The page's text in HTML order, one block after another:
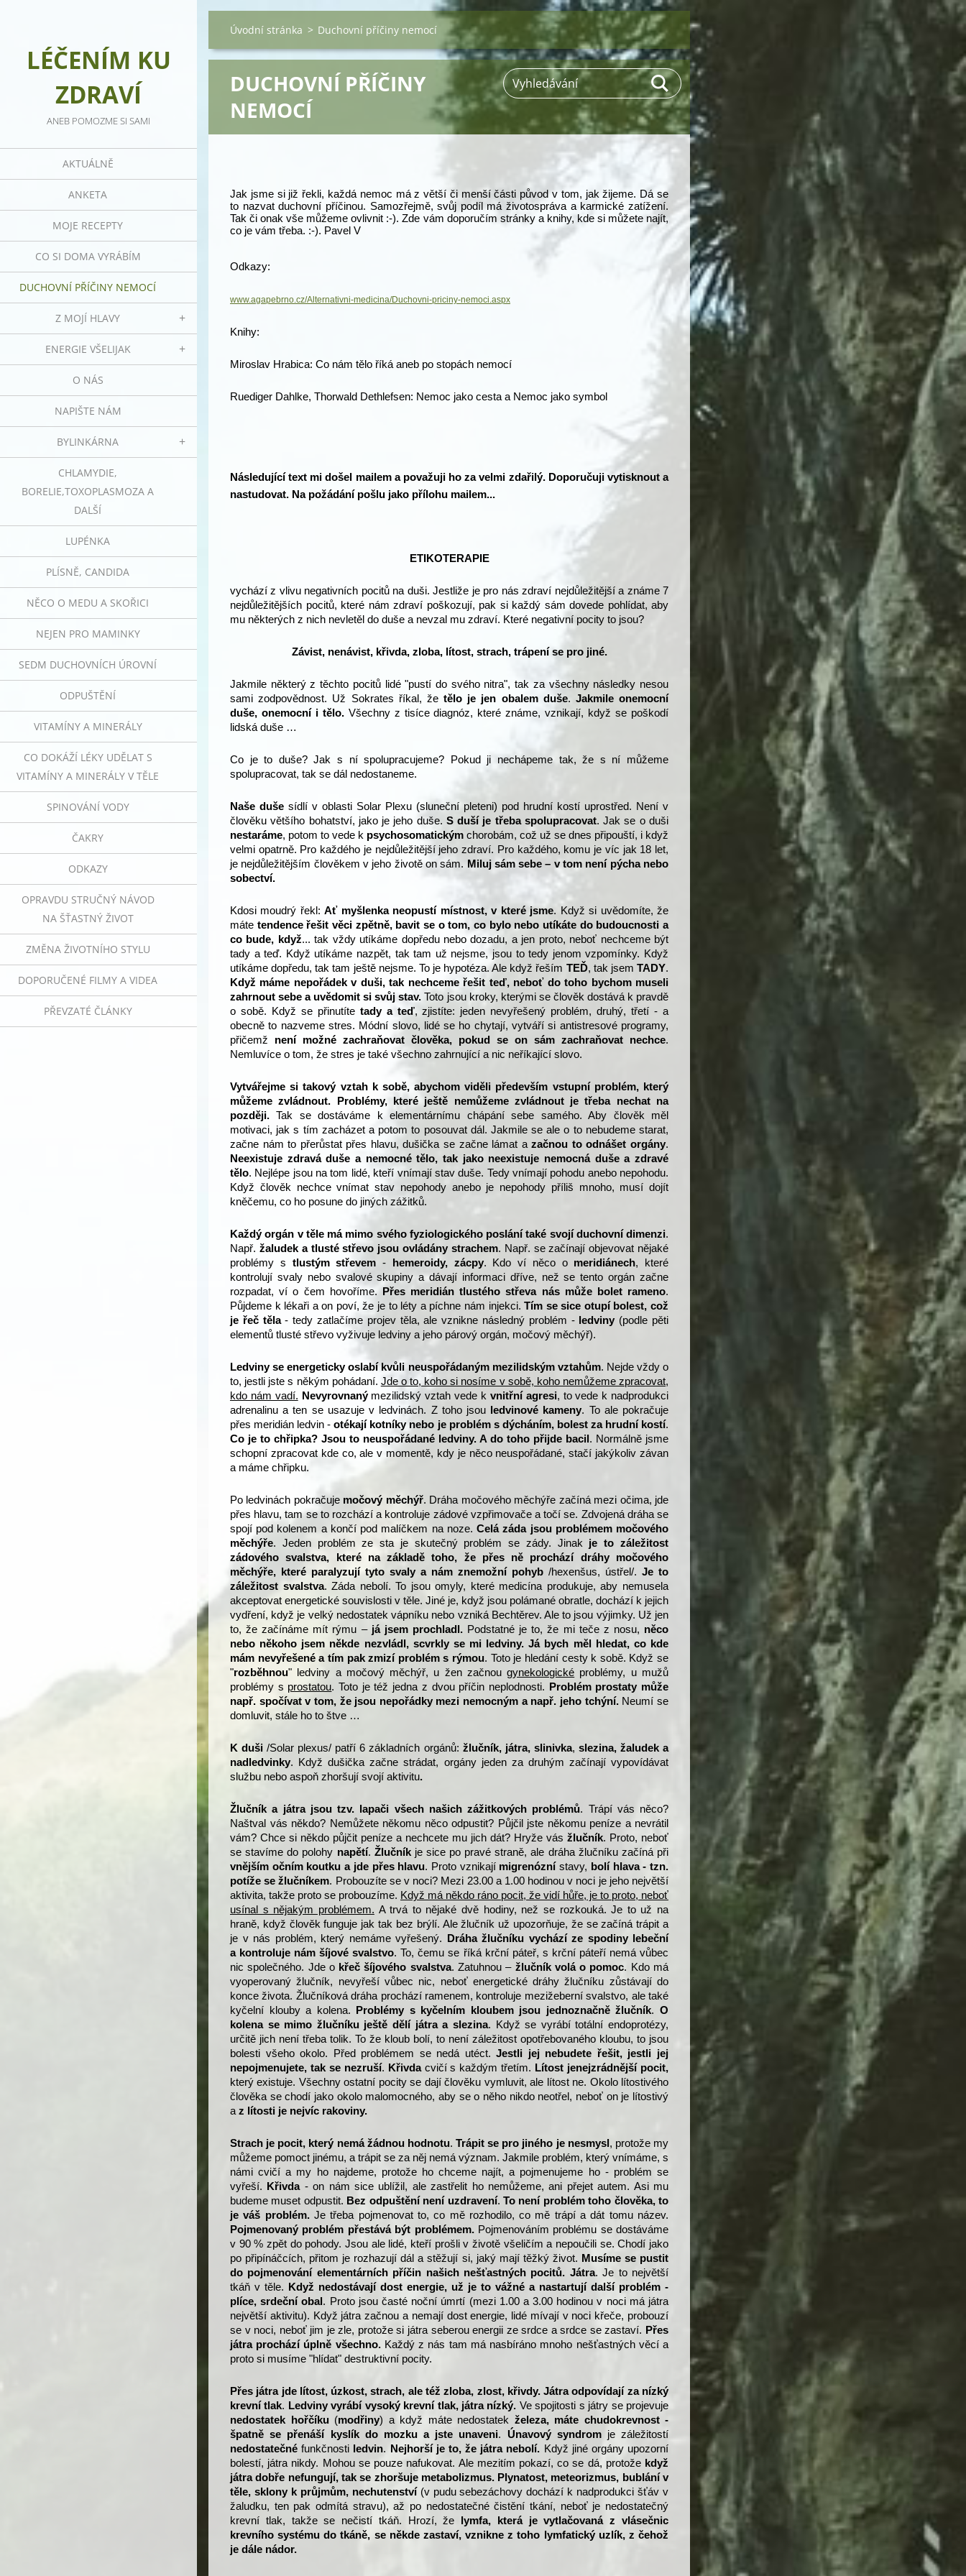
LÉČENÍM KU
ZDRAVÍ
ANEB POMOZME SI SAMI
AKTUÁLNĚ
ANKETA
MOJE RECEPTY
CO SI DOMA VYRÁBÍM
DUCHOVNÍ PŘÍČINY NEMOCÍ
Z MOJÍ HLAVY
ENERGIE VŠELIJAK
O NÁS
NAPIŠTE NÁM
BYLINKÁRNA
CHLAMYDIE,
BORELIE,TOXOPLASMOZA A
DALŠÍ
LUPÉNKA
PLÍSNĚ, CANDIDA
NĚCO O MEDU A SKOŘICI
NEJEN PRO MAMINKY
SEDM DUCHOVNÍCH ÚROVNÍ
ODPUŠTĚNÍ
VITAMÍNY A MINERÁLY
CO DOKÁŽÍ LÉKY UDĚLAT S
VITAMÍNY A MINERÁLY V TĚLE
SPINOVÁNÍ VODY
ČAKRY
ODKAZY
OPRAVDU STRUČNÝ NÁVOD
NA ŠŤASTNÝ ŽIVOT
ZMĚNA ŽIVOTNÍHO STYLU
DOPORUČENÉ FILMY A VIDEA
PŘEVZATÉ ČLÁNKY
Úvodní stránka > Duchovní příčiny nemocí
DUCHOVNÍ PŘÍČINY
NEMOCÍ
Jak jsme si již řekli, každá nemoc má z větší či menší části původ v tom, jak žijeme. Dá se
to nazvat duchovní příčinou. Samozřejmě, svůj podíl má životospráva a karmické zatížení.
Tak či onak vše můžeme ovlivnit :-). Zde vám doporučím stránky a knihy, kde si můžete najít,
co je vám třeba. :-). Pavel V
Odkazy:
www.agapebrno.cz/Alternativni-medicina/Duchovni-priciny-nemoci.aspx
Knihy:
Miroslav Hrabica: Co nám tělo říká aneb po stopách nemocí
Ruediger Dahlke, Thorwald Dethlefsen: Nemoc jako cesta a Nemoc jako symbol
Následující text mi došel mailem a považuji ho za velmi zdařilý. Doporučuji vytisknout a
nastudovat. Na požádání pošlu jako přílohu mailem...
ETIKOTERAPIE
vychází z vlivu negativních pocitů na duši. Jestliže je pro nás zdraví nejdůležitější a známe 7
nejdůležitějších pocitů, které nám zdraví poškozují, pak si každý sám dovede pohlídat, aby
mu některých z nich nevletěl do duše a nevzal mu zdraví. Které negativní pocity to jsou?
Závist, nenávist, křivda, zloba, lítost, strach, trápení se pro jiné.
Jakmile některý ztěchto pocitů lidé "pustí do svého nitra", tak za všechny následky nesou
sami zodpovědnost. Už Sokrates říkal, že tělo je jen obalem duše. Jakmile onemocní
duše, onemocní i tělo. Všechny z tisíce diagnóz, které známe, vznikají, když se poškodí
lidská duše …
Co je to duše? Jak s ní spolupracujeme? Pokud ji nechápeme tak, že s ní můžeme
spolupracovat, tak se dá nedostaneme.
Naše duše sídlí v oblasti Solar Plexu (sluneční pleteni) pod hrudní kostí uprostřed. Není v
člověku většího bohatství, jako je jeho duše. S duší je třeba spolupracovat. Jak se o duši
nestaráme, potom to vede k psychosomatickým chorobám, což už se dnes připouští, i když
velmi opatrně. Pro každého je nejdůležitější jeho zdraví. Pro každého, komu je víc jak 18 let,
je nejdůležitějším člověkem v jeho životě on sám. Miluj sám sebe – v tom není pýcha nebo
sobectví.
Kdosi moudrý řekl:Ať myšlenka neopustí místnost, v které jsme. Když si uvědomíte, že
máte tendence řešit věci zpětně, bavit se o tom, co bylo nebo utíkáte do budoucnosti a
co bude, když... tak vždy utíkáme dopředu nebo dozadu, a jen proto, neboť nechceme být
tady a teď. Když utíkáme nazpět, tak tam už nejsme, jsou to tedy jenom vzpomínky. Když
utíkáme dopředu, tak tam ještě nejsme. To je hypotéza. Ale když řeším TEĎ, tak jsemTADY.
Když máme nepořádek v duši, tak nechceme řešit teď, neboť do toho bychom museli
zahrnout sebe a uvědomit si svůj stav.Toto jsou kroky, kterými se člověk dostává k pravdě
o sobě. Když se přinutíte tady a teď, zjistíte: jeden nevyřešený problém, druhý, třetí - a
obecně to nazveme stres. Módní slovo, lidé se ho chytají, vytváří si antistresové programy,
přičemž není možné zachraňovat člověka, pokud se on sám zachraňovat nechce.
Nemluvíce o tom, že stres je také všechno zahrnující a nic neříkající slovo.
Vytvářejme si takový vztah k sobě, abychom viděli především vstupní problém, který
můžeme zvládnout. Problémy, které ještě nemůžeme zvládnout je třeba nechat na
později. Tak se dostáváme k elementárnímu chápání sebe samého. Aby člověk měl
motivaci, jak s tím zacházet a potom to posouvat dál. Jakmile se ale o to nebudeme starat,
začne nám to přerůstat přes hlavu, dušička se začne lámat azačnou to odnášet orgány.
Neexistuje zdravá duše a nemocné tělo, tak jako neexistuje nemocná duše a zdravé
tělo. Nejlépe jsou na tom lidé, kteří vnímají stavduše. Tedy vnímají pohodu anebo nepohodu.
Když člověk nechce vnímat stav nepohody anebo je nepohody příliš mnoho, musí dojít
kněčemu, co ho posune do jiných zážitků.
Každý orgán v těle má mimo svého fyziologického poslání také svojí duchovní dimenzi.
Např. žaludek a tlusté střevo jsou ovládány strachem. Např. se začínají objevovat nějaké
problémy s tlustým střevem - hemeroidy, zácpy. Kdo ví něco o meridiánech, které
kontrolují svaly nebo svalové skupiny a dávají informaci dříve, než se tento orgán začne
rozpadat, ví o čem hovoříme.
Přes meridián tlustého střeva nás může bolet rameno.
Půjdeme k lékaři a on poví, že je to léty a píchne nám injekci.Tím se sice otupí bolest, což
je řeč těla- tedy zatlačíme projev těla, ale vznikne následný problém - ledviny (podle pěti
elementů tlusté střevo vyživuje ledviny a jeho párový orgán, močový měchýř).
Ledviny se energeticky oslabí kvůli neuspořádaným mezilidským vztahům. Nejde vždy o
to, jestli jste s někým pohádaní. Jde o to, koho si nosíme v sobě, koho nemůžeme zpracovat,
kdo nám vadí. Nevyrovnanýmezilidský vztah vede k vnitřní agresi, to vede k nadprodukci
adrenalinu a ten se usazuje v ledvinách. Z toho jsou
ledvinové kameny. To ale pokračuje
přes meridián ledvin -otékají kotníky nebo je problém s dýcháním, bolest za hrudní kostí.
Co je to chřipka? Jsou to neuspořádané ledviny. A do toho přijde bacil . Normálně jsme
schopní zpracovat kde co, ale v momentě, kdy je něco neuspořádané, stačí jakýkoliv závan
a máme chřipku.
Po ledvinách pokračuje močový měchýř. Dráha močového měchýře začíná mezi očima, jde
přes hlavu, tam se to rozchází a kontroluje zádové vzpřimovače a točí se. Zdvojená dráha se
spojí pod kolenem a končí pod malíčkem na noze.Celá záda jsou problémem močového
měchýře. Jeden problém ze sta je skutečný problém se zády. Jinak je to záležitost
zádového svalstva, které na základě toho, že přes ně prochází dráhy močového
měchýře, které paralyzují tyto svaly a nám znemožní pohyb /hexenšus, ústřel/. Je to
záležitost svalstva. Záda nebolí. To jsou omyly, které medicína produkuje, aby nemusela
akceptovat energetické souvislosti v těle. Jiné je, když jsou polámané obratle, dochází k jejich
vydření, když je velký nedostatek vápníku nebo vzniká Bechtěrev. Ale to jsou výjimky. Už jen
to, že začínáme mít rýmu – já jsem prochladl. Podstatné je to, že mi teče z nosu, něco
nebo někoho jsem někde nezvládl, scvrkly se mi ledviny. Já bych měl hledat, co kde
mám nevyřešené a tím pak zmizí problém s rýmou. Toto je hledání cesty k sobě. Když se
"rozběhnou" ledviny a močový měchýř, u žen začnougynekologické problémy, u mužů
problémy s prostatou. Toto je též jedna z dvou příčin neplodnosti.
Problém prostaty může
např. spočívat v tom, že jsou nepořádky mezi nemocným a např. jeho tchýní.Neumí se
domluvit, stále ho to štve …
K duši/Solar plexus/ patří 6 základních orgánů: žlučník, játra, slinivka, slezina, žaludek a
nadledvinky. Když dušička začne strádat, orgány jeden za druhým začínají vypovídávat
službu nebo aspoň zhoršují svojí aktivitu.
Žlučník a játra jsou tzv. lapači všech našich zážitkových problémů. Trápí vás něco?
Naštval vás někdo? Nemůžete někomu něco odpustit? Půjčil jste někomu peníze a nevrátil
vám? Chce si někdo půjčit peníze a nechcete mu jich dát? Hryže vás žlučník. Proto, neboť
se stavíme do polohy napětí. Žlučníkje sice po pravé straně, ale dráha žlučníku začíná při
vnějším očním koutku a jde přes hlavu. Proto vznikají migrenózní stavy, bolí hlava - tzn.
potíže se žlučníkem. Probouzíte se v noci? Mezi 23.00 a 1.00 hodinou v noci je jeho největší
aktivita, takže proto se probouzíme. Když má někdo ráno pocit, že vidí hůře, je to proto, neboť
usínal s nějakým problémem. A trvá to nějaké dvě hodiny, než se rozkouká. Je to už na
hraně, když člověk funguje jak tak bez brýlí. Ale žlučník už upozorňuje, že se začíná trápit a
je v nás problém, který nemáme vyřešený.
Dráha žlučníku vychází ze spodiny lebeční
a kontroluje nám šíjové svalstvo. To, čemu se říká krční páteř, s krční páteří nemá vůbec
nic společného. Jde o křeč šíjového svalstva. Zatuhnou – žlučník volá o pomoc. Kdo má
vyoperovaný žlučník, nevyřeší vůbec nic, neboť energetické dráhy žlučníku zůstávají do
konce života. Žlučníková dráha prochází ramenem, kontroluje mezižeberní svalstvo, ale také
kyčelní klouby a kolena.
Problémy s kyčelním kloubem jsou jednoznačně žlučník.O
kolena se mimo žlučníku ještě dělí játra a slezina. Když se vyrábí totální endoprotézy,
určitě jich není třeba tolik. To že kloub bolí, to není záležitost opotřebovaného kloubu, to jsou
bolesti všeho okolo. Před problémem se nedá utéct.Jestli jej nebudete řešit, jestli jej
nepojmenujete, tak se nezruší. Křivdacvičí s každým třetím. Lítost jenejzrádnější pocit,
který existuje. Všechny ostatní pocity se dají člověku vymluvit, ale lítost ne. Okolo lítostivého
člověka se chodí jako okolo malomocného, aby se o něho nikdo neotřel, neboť on je lítostivý
a z lítosti je nejvíc rakoviny.
Strach je pocit, který nemá žádnou hodnotu.Trápit se pro jiného je nesmysl , protože my
můžeme pomoct jinému, a trápit se za něj nemá význam. Jakmile problém, který vnímáme, s
námi cvičí a my ho najdeme, protože ho chceme najít, a pojmenujeme ho - problém se
vyřeší.
Křivda - on nám sice ublížil, ale zastřelit ho nemůžeme, ani přejet autem. Asi mu
budeme muset odpustit. Bez odpuštění není uzdravení. To není problém toho člověka, to
je váš problém. Je třeba pojmenovat to, co mě rozhodilo, co mě trápí a dát tomu název.
Pojmenovaný problém přestává být problémem. Pojmenováním problému se dostáváme
v 90 % zpět do pohody. Jsou ale lidé, kteří prošli v životě všeličím a nepoučili se. Chodí jako
po připínáčcích, přitom je rozhazují dál a stěžují si, jaký mají těžký život. Musíme se pustit
do pojmenování elementárních příčin našich nešťastných pocitů. Játra. Je to největší
tkáň v těle.
Když nedostávají dost energie, už je to vážné a nastartují další problém -
plíce, srdeční obal . Proto jsou časté noční úmrtí (mezi 1.00 a 3.00 hodinou v noci má játra
největší aktivitu). Když játra začnou a nemají dost energie, lidé mívají v noci křeče, probouzí
se v noci, neboť jim je zle, protože si játra seberou energii ze srdce a srdce se zastaví. Přes
játra prochází úplně všechno. Každý z nás tam má nasbíráno mnoho nešťastných věcí a
proto si musíme "hlídat" destruktivní pocity.
Přes játra jde lítost, úzkost, strach, ale též zloba, zlost, křivdy. Játra odpovídají za nízký
krevní tlak. Ledviny vyrábí vysoký krevní tlak, játra nízký. Ve spojitosti s játry se projevuje
nedostatek hořčíku(modřiny) a když máte nedostatek železa, máte chudokrevnost -
špatně se přenáší kyslík do mozku a jste unaveni. Únavový syndrom je záležitostí
nedostatečné funkčnosti ledvin. Nejhorší je to, že játra nebolí. Když jiné orgány upozorní
bolestí, játra nikdy. Mohou se pouze nafukovat. Ale mezitím pokazí, co se dá, protože když
játra dobře nefungují, tak se zhoršuje metabolizmus. Plynatost, meteorizmus, bublání v
těle, sklony k průjmům, nechutenství (v pudu sebezáchovy dochází k nadprodukci šťáv v
žaludku, ten pak odmítá stravu), až po nedostatečné čistění tkání, neboť je nedostatečný
krevní tlak, takže se nečistí tkáň. Hrozí, že
lymfa, která je vytlačovaná z vlásečnic
krevního systému do tkáně, se někde zastaví, vznikne z toho lymfatický uzlík, z čehož
je dále nádor.